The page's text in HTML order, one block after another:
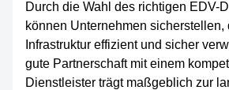
Durch die Wahl des richtigen EDV-
können Unternehmen sicherstellen,
Infrastruktur effizient und sicher
gute Partnerschaft mit einem
Dienstleister trägt maßgeblich zur